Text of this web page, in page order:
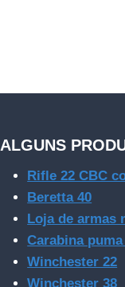
ALGUNS
Rifle 22 CBC
Beretta 40
Loja de armas
Carabina
Winchester 22
Winchester 38